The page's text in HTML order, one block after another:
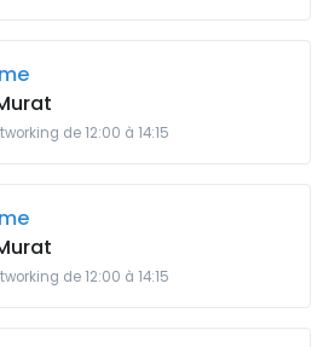
de 12:00 à 14:15
de 12:00 à 14:15